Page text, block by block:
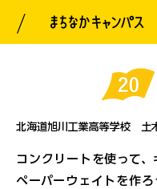
北海道旭川工業高等学校 土
コンクリートを使って、
ペーパーウェイトを作ろ